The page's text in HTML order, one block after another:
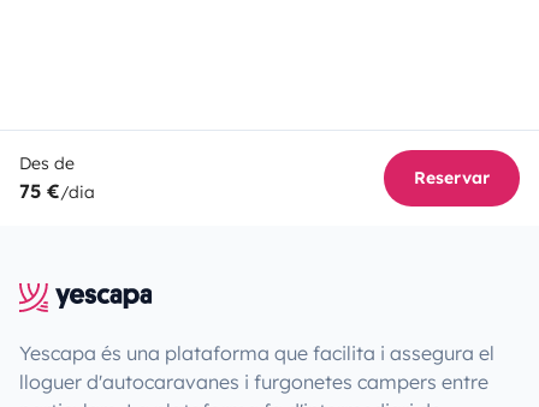
Des de
75 €/dia
Reservar
Yescapa és una plataforma que facilita i assegura el
lloguer d'autocaravanes i furgonetes campers entre